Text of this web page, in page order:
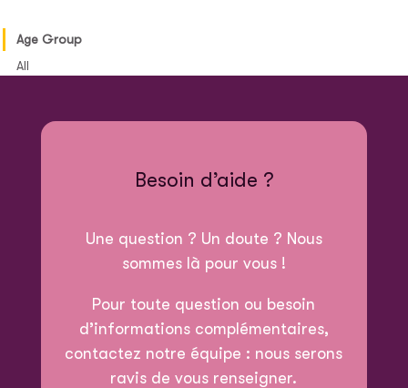
Age Group
All
Besoin d’aide ?
Une question ? Un doute ? Nous
sommes là pour vous !
Pour toute question ou besoin
d’informations complémentaires,
contactez notre équipe : nous serons
ravis de vous renseigner.